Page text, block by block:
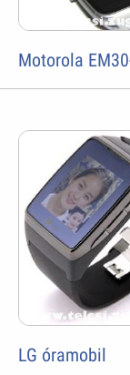
Motorola
LG óramobil